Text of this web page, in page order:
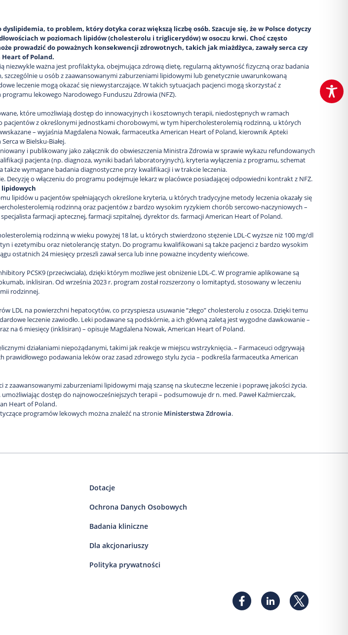
to problem, który dotyka coraz większą liczbę osób. Szacuje się, że w Polsce dotyczy
w poziomach lipidów (cholesterolu i triglicerydów) w osoczu krwi. Choć często
prowadzić do poważnych konsekwencji zdrowotnych, takich jak miażdżyca, zawały serca czy
of Poland.
niezwykle ważna jest profilaktyka, obejmująca zdrową dietę, regularną aktywność fizyczną oraz badania
u osób z zaawansowanymi zaburzeniami lipidowymi lub genetycznie uwarunkowaną
leczenie mogą okazać się niewystarczające. W takich sytuacjach pacjenci mogą skorzystać z
lekowego Narodowego Funduszu Zdrowia (NFZ).
które umożliwiają dostęp do innowacyjnych i kosztownych terapii, niedostępnych w ramach
pacjentów z określonymi jednostkami chorobowymi, w tym hipercholesterolemią rodzinną, u których
– wyjaśnia Magdalena Nowak, farmaceutka American Heart of Poland, kierownik Apteki
w Bielsku-Białej.
i publikowany jako załącznik do obwieszczenia Ministra Zdrowia w sprawie wykazu refundowanych
pacjenta (np. diagnoza, wyniki badań laboratoryjnych), kryteria wyłączenia z programu, schemat
wymagane badania diagnostyczne przy kwalifikacji i w trakcie leczenia.
Decyzję o włączeniu do programu podejmuje lekarz w placówce posiadającej odpowiedni kontrakt z NFZ.
lipidowych
lipidów u pacjentów spełniających określone kryteria, u których tradycyjne metody leczenia okazały się
rodzinną oraz pacjentów z bardzo wysokim ryzykiem chorób sercowo-naczyniowych –
farmacji aptecznej, farmacji szpitalnej, dyrektor ds. farmacji American Heart of Poland.
rodzinnąw wieku powyżej 18 lat, u których stwierdzono stężenie LDL-C wyższe niż 100 mg/dl
i ezetymibu oraz nietolerancję statyn. Do programu kwalifikowani są także pacjenci z bardzo wysokim
ostatnich 24 miesięcy przeszli zawał serca lub inne poważne incydenty wieńcowe.
PCSK9 (przeciwciała), dzięki którym możliwe jest obniżenie LDL-C. W programie aplikowane są
inklisiran. Od września 2023 r. program został rozszerzony o lomitaptyd, stosowany w leczeniu
rodzinnej.
LDL na powierzchni hepatocytów, co przyspiesza usuwanie “złego” cholesterolu z osocza. Dzięki temu
leczenie zawiodło. Leki podawane są podskórnie, a ich główną zaletą jest wygodne dawkowanie –
na 6 miesięcy (inklisiran) – opisuje Magdalena Nowak, American Heart of Poland.
działaniami niepożądanymi, takimi jak reakcje w miejscu wstrzyknięcia. – Farmaceuci odgrywają
prawidłowego podawania leków oraz zasad zdrowego stylu życia – podkreśla farmaceutka American
z zaawansowanymi zaburzeniami lipidowymi mają szansę na skuteczne leczenie i poprawę jakości życia.
dostęp do najnowocześniejszych terapii – podsumowuje dr n. med. Paweł Kaźmierczak,
Heart of Poland.
programów lekowych można znaleźć na stronie Ministerstwa Zdrowia.
Dotacje
Ochrona Danych Osobowych
Badania kliniczne
Dla akcjonariuszy
Polityka prywatności